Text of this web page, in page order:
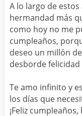
A lo largo de
hermandad más
como hoy no me
cumpleaños,
deseo un millón
desborde
Te amo infinito y
los días que
¡Feliz